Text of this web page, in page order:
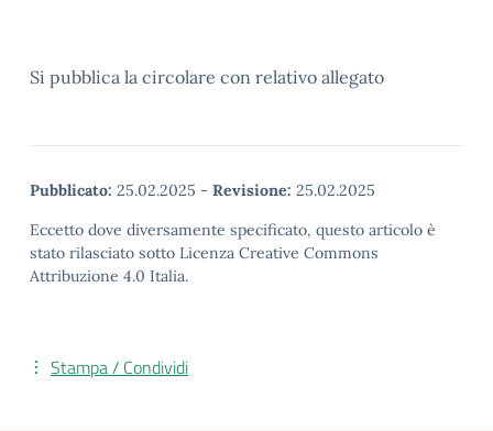
Si pubblica la circolare con relativo allegato
Pubblicato: 25.02.2025 - Revisione: 25.02.2025
Eccetto dove diversamente specificato, questo articolo è
stato rilasciato sotto Licenza Creative Commons
Attribuzione 4.0 Italia.
Stampa / Condividi